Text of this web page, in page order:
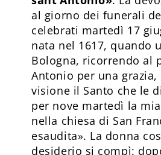
al giorno dei funerali
celebrati martedì 17
nata nel 1617, quando
Bologna, ricorrendo al
Antonio per una grazia,
visione il Santo che le
per nove martedì la
nella chiesa di San
esaudita». La donna
desiderio si compì: